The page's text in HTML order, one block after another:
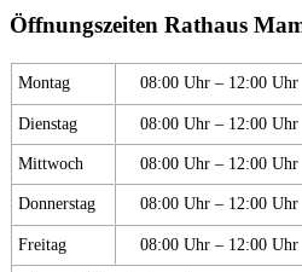
Öffnungszeiten Rathaus
Montag 08:00 Uhr – 12:00 Uhr
Dienstag 08:00 Uhr – 12:00 Uhr
Mittwoch 08:00 Uhr – 12:00 Uhr
Donnerstag 08:00 Uhr – 12:00 Uhr
Freitag 08:00 Uhr – 12:00 Uhr